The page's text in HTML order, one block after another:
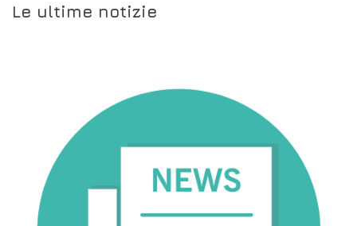
Le ultime notizie